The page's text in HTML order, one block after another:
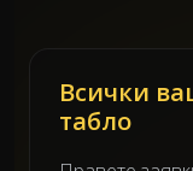
Всички
табло